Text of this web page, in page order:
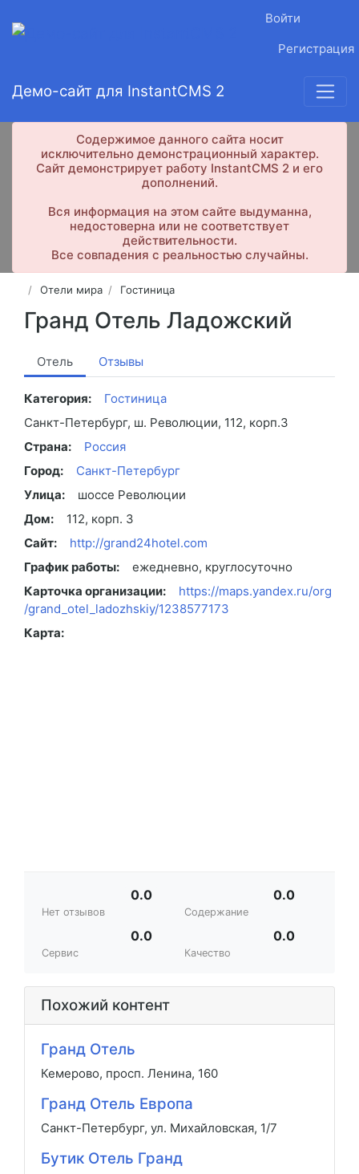
Войти
Регистрация
Демо-сайт для InstantCMS 2
Содержимое данного сайта носит
исключительно демонстрационный характер.
Сайт демонстрирует работу InstantCMS 2 и его
дополнений.
Вся информация на этом сайте выдуманна,
недостоверна или не соответствует
действительности.
Все совпадения с реальностью случайны.
Отели мира Гостиница
Гранд Отель Ладожский
Отель Отзывы
Категория:
Гостиница
Санкт-Петербург, ш. Революции, 112, корп.3
Страна:
Россия
Город:
Санкт-Петербург
Улица:
шоссе Революции
Дом:
112, корп. 3
Сайт:
http://grand24hotel.com
График работы:
ежедневно, круглосуточно
Карточка организации:
https://maps.yandex.ru/org
/grand_otel_ladozhskiy/1238577173
Карта:
0.0
Нет отзывов
0.0
Содержание
0.0
Сервис
0.0
Качество
Похожий контент
Гранд Отель
Кемерово, просп. Ленина, 160
Гранд Отель Европа
Санкт-Петербург, ул. Михайловская, 1/7
Бутик Отель Гранд